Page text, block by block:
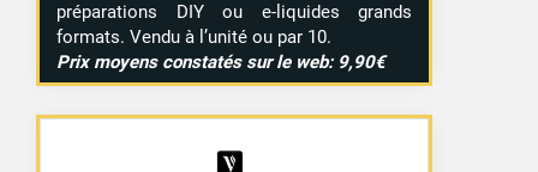
préparations DIY ou e-liquides grands
formats. Vendu à l’unité ou par 10.
Prix moyens constatés sur le web: 9,90€